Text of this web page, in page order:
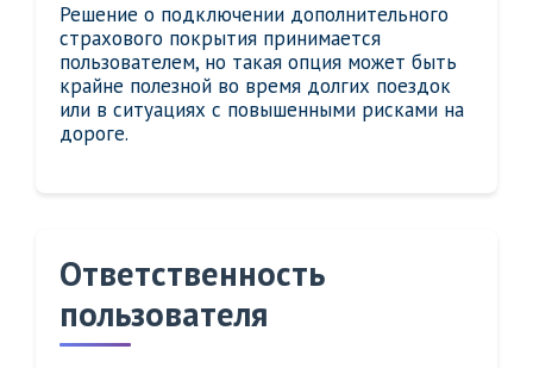
Решение о подключении дополнительного
страхового покрытия принимается
пользователем, но такая опция может быть
крайне полезной во время долгих поездок
или в ситуациях с повышенными рисками на
дороге.
Ответственность
пользователя